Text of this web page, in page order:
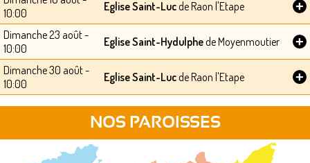
10:00
Eglise Saint-Lucde Raon l'Etape +
Dimanche 23 août -
10:00
Eglise Saint-Hydulphede Moyenmoutier +
Dimanche 30 août -
10:00
Eglise Saint-Lucde Raon l'Etape +
NOS PAROISSES